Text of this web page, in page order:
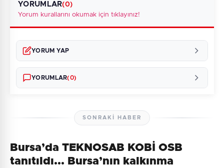
YORUMLAR(0)
Yorum kurallarını okumak için tıklayınız!
YORUM YAP
YORUMLAR(0)
Henüz yorum yapılmamış. İlk yorumu siz yapın!
SONRAKI HABER
Bursa’da TEKNOSAB KOBİ OSB
tanıtıldı... Bursa’nın kalkınma